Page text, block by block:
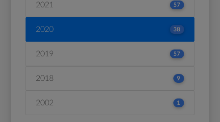
2021 57
2020 38
2019 57
2018 9
2002 1